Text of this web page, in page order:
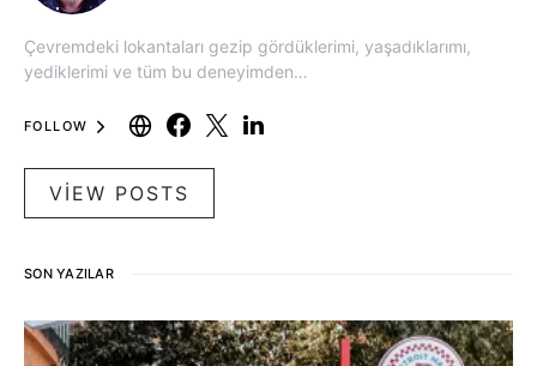
Çevremdeki lokantaları gezip gördüklerimi, yaşadıklarımı,
yediklerimi ve tüm bu deneyimden…
FOLLOW
VIEW POSTS
SON YAZILAR